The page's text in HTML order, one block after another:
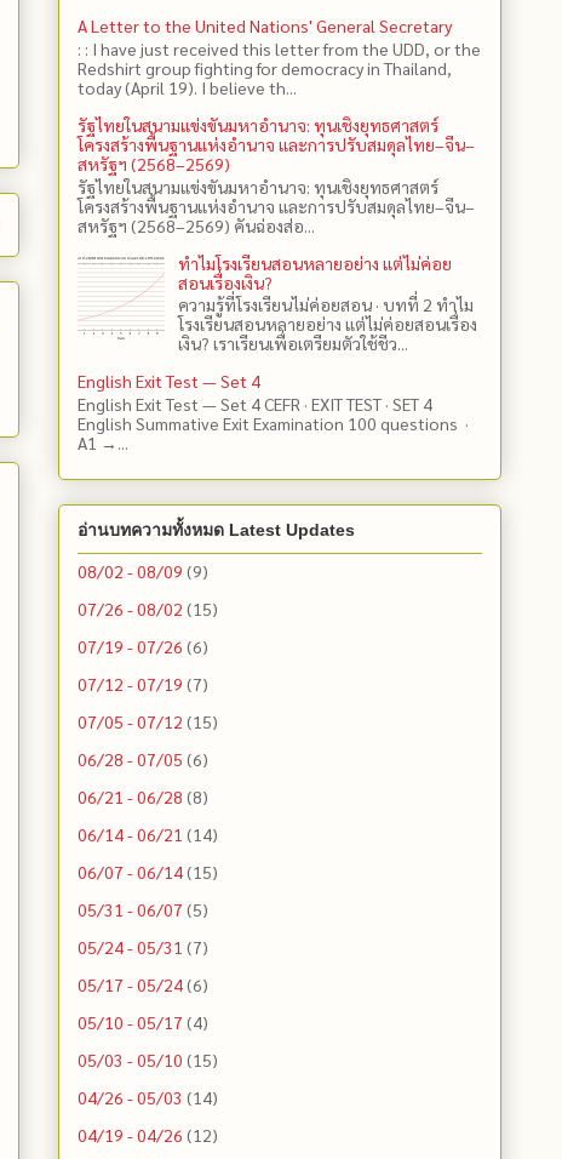
A Letter to the United Nations' General Secretary
: : I have just received this letter from the UDD, or the
Redshirt group fighting for democracy in Thailand,
today (April 19). I believe th...
รัฐไทยในสนามแข่งขันมหาอำนาจ: ทุนเชิงยุทธศาสตร์
โครงสร้างพื้นฐานแห่งอำนาจ และการปรับสมดุลไทย–จีน–
สหรัฐฯ (2568–2569)
รัฐไทยในสนามแข่งขันมหาอำนาจ: ทุนเชิงยุทธศาสตร์
โครงสร้างพื้นฐานแห่งอำนาจ และการปรับสมดุลไทย–จีน–
สหรัฐฯ (2568–2569) คันฉ่องส่อ...
ทำไมโรงเรียนสอนหลายอย่าง แต่ไม่ค่อย
สอนเรื่องเงิน?
ความรู้ที่โรงเรียนไม่ค่อยสอน · บทที่ 2 ทำไม
โรงเรียนสอนหลายอย่าง แต่ไม่ค่อยสอนเรื่อง
เงิน? เราเรียนเพื่อเตรียมตัวใช้ชีว...
English Exit Test — Set 4
English Exit Test — Set 4 CEFR · EXIT TEST · SET 4
English Summative Exit Examination 100 questions ·
A1 →...
อ่านบทความทั้งหมด Latest Updates
08/02 - 08/09 (9)
07/26 - 08/02 (15)
07/19 - 07/26 (6)
07/12 - 07/19 (7)
07/05 - 07/12 (15)
06/28 - 07/05 (6)
06/21 - 06/28 (8)
06/14 - 06/21 (14)
06/07 - 06/14(15)
05/31 - 06/07 (5)
05/24 - 05/31 (7)
05/17 - 05/24(6)
05/10 - 05/17 (4)
05/03 - 05/10 (15)
04/26 - 05/03 (14)
04/19 - 04/26 (12)